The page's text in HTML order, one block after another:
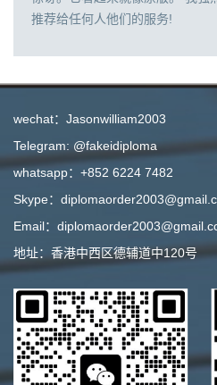
推荐给任何人他们的服务!
wechat：Jasonwilliam2003
Telegram: @fakeidiploma
whatsapp：+852 6224 7482
Skype：
Email：
地址：香港中西区德辅道中120号